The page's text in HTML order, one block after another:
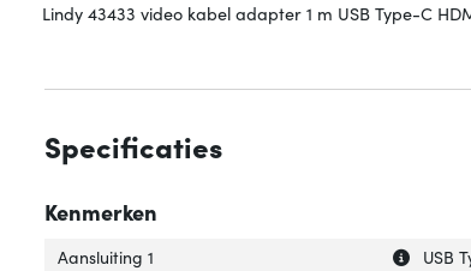
Lindy 43433 video kabel adapter 1 m USB Type-C
Specificaties
Kenmerken
Uitleg
Aansluiting 1
USB